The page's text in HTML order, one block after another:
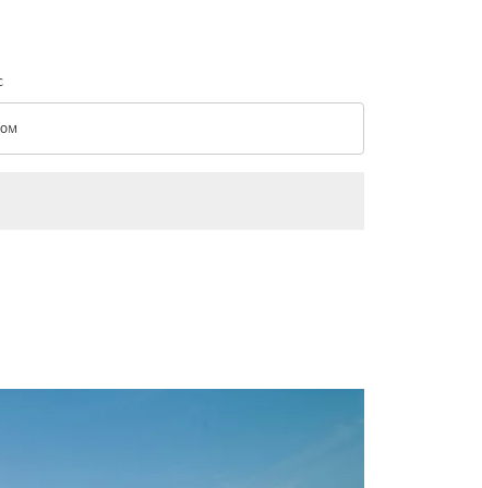
option Эконом Selected